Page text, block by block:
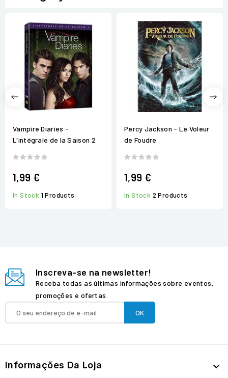
Vampire Diaries -
L'intégrale de la Saison 2
1,99 €
In Stock 1 Products
Percy Jackson - Le Voleur
de Foudre
1,99 €
In Stock 2 Products
Inscreva-se na newsletter!
Receba todas as últimas informações sobre eventos,
promoções e ofertas.
Informações Da Loja 